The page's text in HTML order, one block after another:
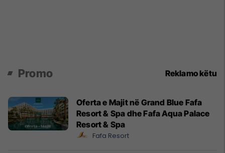
Promo Reklamo këtu
Oferta e Majit në Grand Blue Fafa
Resort & Spa dhe Fafa Aqua Palace
Resort & Spa
Fafa Resort